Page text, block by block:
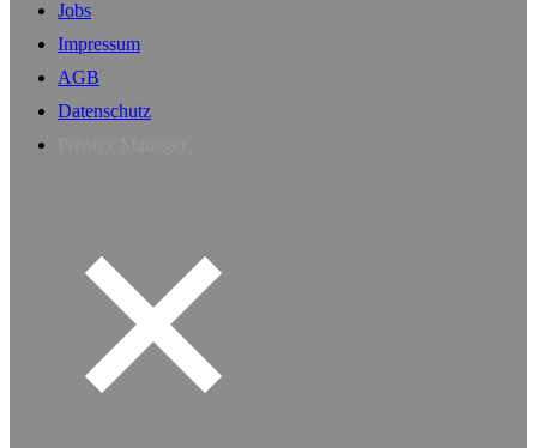
Jobs
Impressum
AGB
Datenschutz